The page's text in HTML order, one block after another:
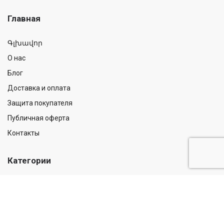
Главная
Գլխավոր
О нас
Блог
Доставка и оплата
Защита покупателя
Публичная оферта
Контакты
Категории